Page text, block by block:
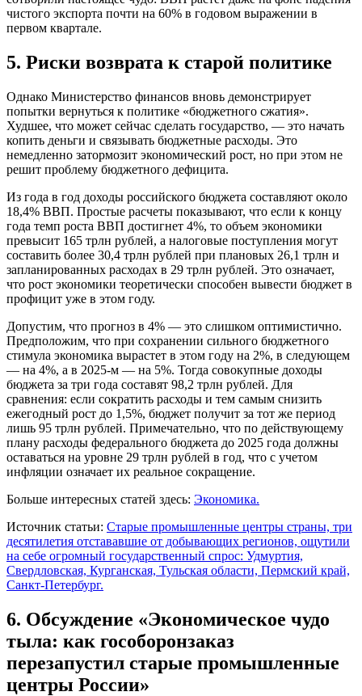
чистого экспорта почти на 60% в годовом выражении в
первом квартале.
5. Риски возврата к старой политике
Однако Министерство финансов вновь демонстрирует
попытки вернуться к политике «бюджетного сжатия».
Худшее, что может сейчас сделать государство, — это начать
копить деньги и связывать бюджетные расходы. Это
немедленно затормозит экономический рост, но при этом не
решит проблему бюджетного дефицита.
Из года в год доходы российского бюджета составляют около
18,4% ВВП. Простые расчеты показывают, что если к концу
года темп роста ВВП достигнет 4%, то объем экономики
превысит 165 трлн рублей, а налоговые поступления могут
составить более 30,4 трлн рублей при плановых 26,1 трлн и
запланированных расходах в 29 трлн рублей. Это означает,
что рост экономики теоретически способен вывести бюджет в
профицит уже в этом году.
Допустим, что прогноз в 4% — это слишком оптимистично.
Предположим, что при сохранении сильного бюджетного
стимула экономика вырастет в этом году на 2%, в следующем
— на 4%, а в 2025-м — на 5%. Тогда совокупные доходы
бюджета за три года составят 98,2 трлн рублей. Для
сравнения: если сократить расходы и тем самым снизить
ежегодный рост до 1,5%, бюджет получит за тот же период
лишь 95 трлн рублей. Примечательно, что по действующему
плану расходы федерального бюджета до 2025 года должны
оставаться на уровне 29 трлн рублей в год, что с учетом
инфляции означает их реальное сокращение.
Больше интересных статей здесь: Экономика.
Источник статьи: Старые промышленные центры страны, три
десятилетия отстававшие от добывающих регионов, ощутили
на себе огромный государственный спрос: Удмуртия,
Свердловская, Курганская, Тульская области, Пермский край,
Санкт-Петербург.
6. Обсуждение «Экономическое чудо
тыла: как гособоронзаказ
перезапустил старые промышленные
центры России»